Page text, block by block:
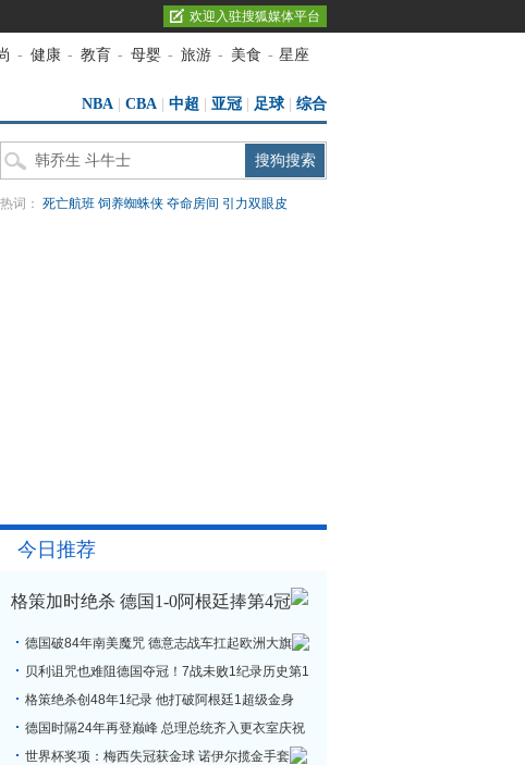
欢迎入驻搜狐媒体平台
- 健康 - 教育 - 母婴 - 旅游 - 美食 - 星座
NBA CBA 中超 亚冠 足球| 综合
热词： 死亡航班 饲养蜘蛛侠 夺命房间 引力双眼皮
今日推荐
格策加时绝杀 德国1-0阿根廷捧第4冠
德国破84年南美魔咒 德意志战车扛起欧洲大旗
贝利诅咒也难阻德国夺冠！7战未败1纪录历史第1
格策绝杀创48年1纪录 他打破阿根廷1超级金身
德国时隔24年再登巅峰 总理总统齐入更衣室庆祝
世界杯奖项：梅西失冠获金球 诺伊尔揽金手套